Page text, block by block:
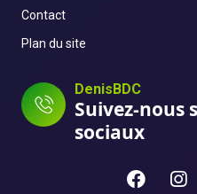
Contact
Plan du site
DenisBDC
Suivez-nous
sociaux